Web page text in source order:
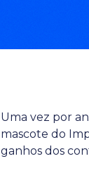
Uma vez por
mascote do
ganhos dos